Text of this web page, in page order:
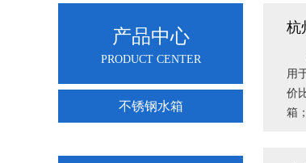
产品中心
PRODUCT CENTER
不锈钢水箱
杭
用
价
箱